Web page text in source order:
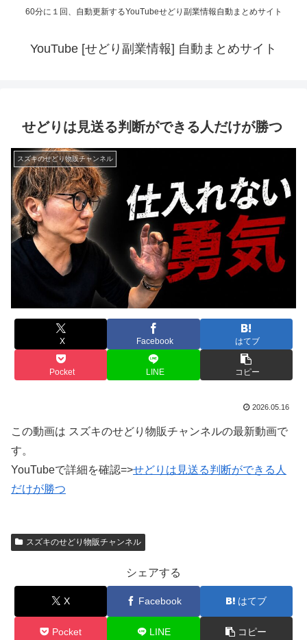
60分に１回、自動更新するYouTubeせどり副業情報自動まとめサイト
YouTube [せどり副業情報] 自動まとめサイト
せどりは見送る判断ができる人だけが勝つ
スズキのせどり物販チャンネル
X Facebook はてブ
Pocket LINE コピー
2026.05.16
この動画は スズキのせどり物販チャンネルの最新動画で
す。
YouTubeで詳細を確認=>せどりは見送る判断ができる人
だけが勝つ
スズキのせどり物販チャンネル
シェアする
X Facebook はてブ
Pocket LINE コピー